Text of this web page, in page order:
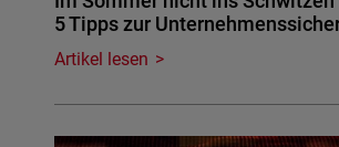
5 Tipps zur
Artikel lesen